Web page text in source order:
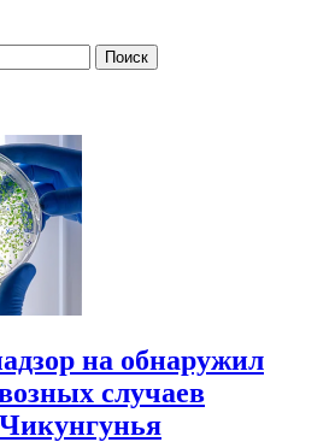
на обнаружил
случаев